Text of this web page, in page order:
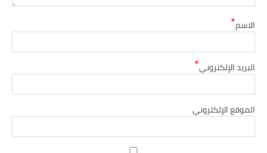
الاسم*
البريد الإلكتروني*
الموقع الإلكتروني